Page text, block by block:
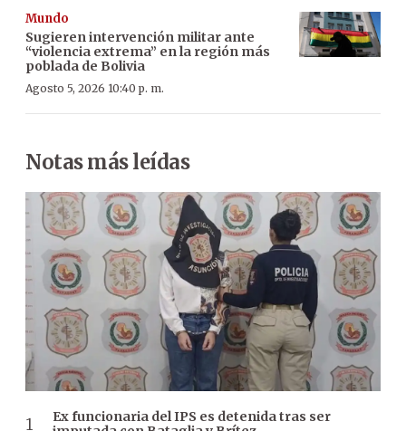
Mundo
Sugieren intervención militar ante
“violencia extrema” en la región más
poblada de Bolivia
Agosto 5, 2026 10:40 p. m.
Notas más leídas
Ex funcionaria del IPS es detenida tras ser